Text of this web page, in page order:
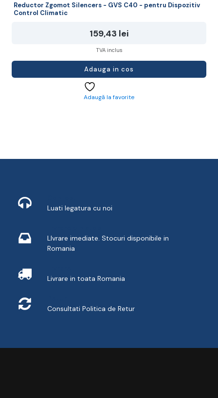
Reductor Zgomot Silencers - GVS C40 - pentru Dispozitiv
Control Climatic
159,43 lei
TVA inclus
Adauga in cos
Adaugă la favorite
Luati legatura cu noi
LIvrare imediate. Stocuri disponibile in
Romania
Livrare in toata Romania
Consultati Politica de Retur